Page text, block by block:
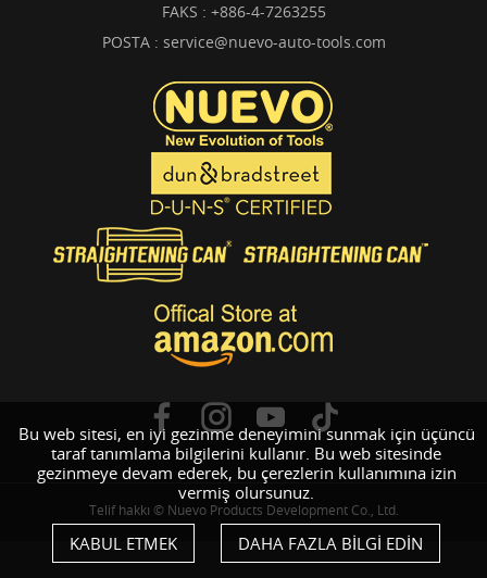
Bu web sitesi, en iyi gezinme deneyimini sunmak için üçüncü
taraf tanımlama bilgilerini kullanır. Bu web sitesinde
gezinmeye devam ederek, bu çerezlerin kullanımına izin
vermiş olursunuz.
KABUL ETMEK DAHA FAZLA BİLGİ EDİN
FAKS : +886-4-7263255
POSTA : service@nuevo-auto-tools.com
Telif hakkı © Nuevo Products Development Co., Ltd.